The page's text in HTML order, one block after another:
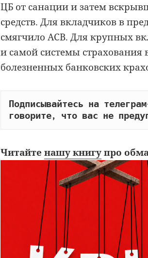
ЦБ от санации и затем
средств. Для вкладчиков в
смягчило АСВ. Для крупных
и самой системы
болезненных банковских
Подписывайтесь на
говорите, что вас не
Читайтенашу книгупро